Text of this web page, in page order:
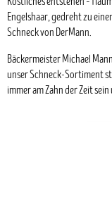
Köstliches entstehen –
Engelshaar, gedreht zu
Schneck von DerMann.
Bäckermeister Michael
unser Schneck-Sortiment
immer am Zahn der Zeit